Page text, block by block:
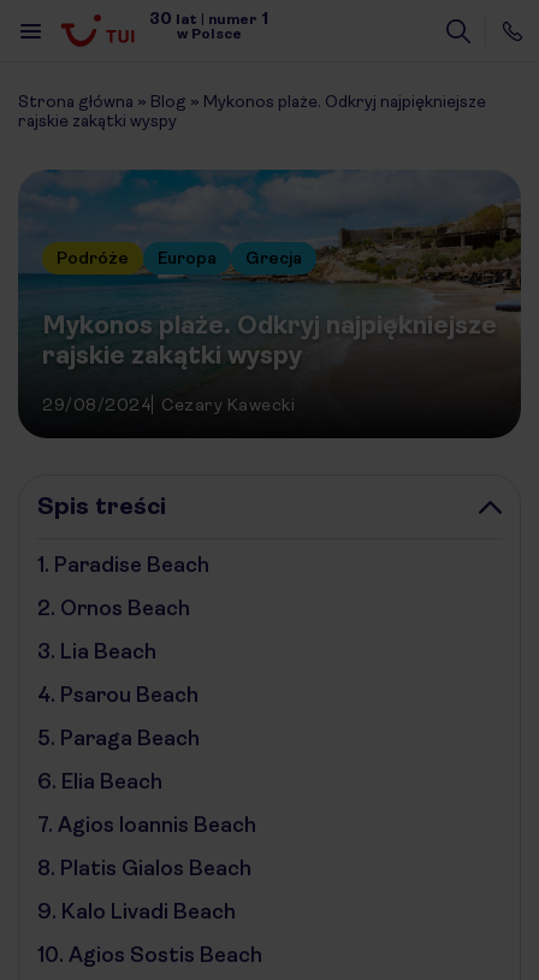
30 lat | numer 1
w Polsce
Strona główna » Blog » Mykonos plaże. Odkryj najpiękniejsze
rajskie zakątki wyspy
Podróże Europa Grecja
Mykonos plaże. Odkryj najpiękniejsze
rajskie zakątki wyspy
29/08/2024 Cezary Kawecki
Spis treści
1. Paradise Beach
2. Ornos Beach
3. Lia Beach
4. Psarou Beach
5. Paraga Beach
6. Elia Beach
7. Agios Ioannis Beach
8. Platis Gialos Beach
9. Kalo Livadi Beach
10. Agios Sostis Beach